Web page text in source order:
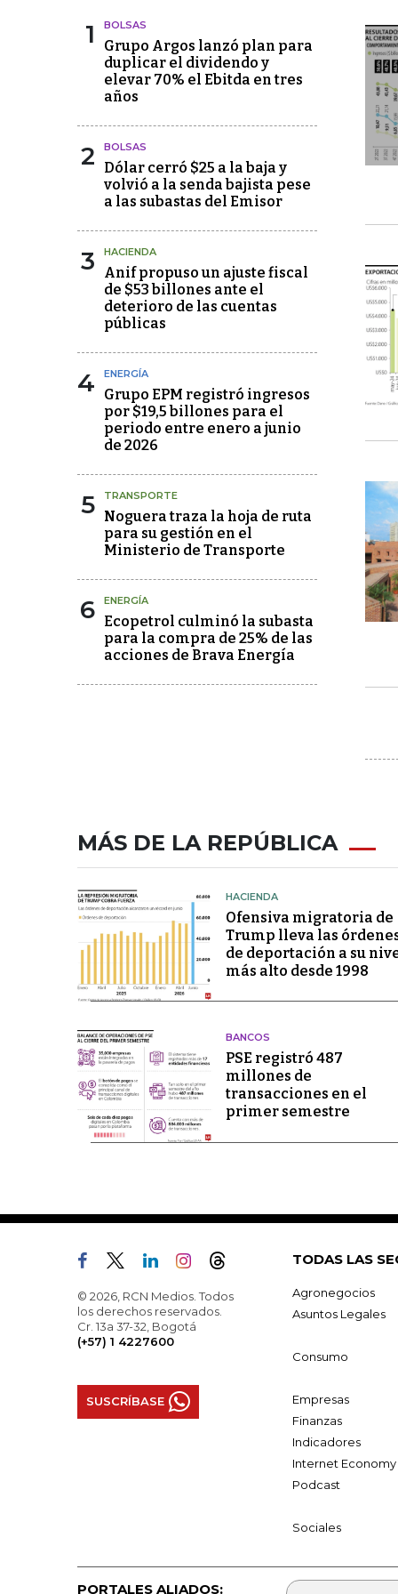
1 BOLSAS
Grupo Argos lanzó plan para
duplicar el dividendo y
elevar 70% el Ebitda en tres
años
2 BOLSAS
Dólar cerró $25 a la baja y
volvió a la senda bajista pese
a las subastas del Emisor
3 HACIENDA
Anif propuso un ajuste fiscal
de $53 billones ante el
deterioro de las cuentas
públicas
4 ENERGÍA
Grupo EPM registró ingresos
por $19,5 billones para el
periodo entre enero a junio
de 2026
5 TRANSPORTE
Noguera traza la hoja de ruta
para su gestión en el
Ministerio de Transporte
6 ENERGÍA
Ecopetrol culminó la subasta
para la compra de 25% de las
acciones de Brava Energía
MÁS DE LA REPÚBLICA
HACIENDA
Ofensiva migratoria de
Trump lleva las
de deportación a su
más alto desde 1998
BANCOS
PSE registró 487
millones de
transacciones en el
primer semestre
© 2026, RCN Medios. Todos
los derechos reservados.
Cr. 13a 37-32, Bogotá
(+57) 1 4227600
SUSCRÍBASE
TODAS LAS
Agronegocios
Asuntos Legales
Consumo
Empresas
Finanzas
Indicadores
Internet Economy
Podcast
Sociales
PORTALES ALIADOS: